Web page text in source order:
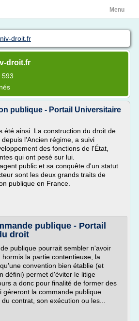
Menu
droit.fr
droit.fr
593
publique - Portail Universitaire
été ainsi. La construction du droit de
l'Ancien régime, a suivi
des fonctions de l'État,
qui ont pesé sur lui.
public et sa conquête d'un statut
sont les deux grands traits de
publique en France.
publique - Portail
droit
publique pourrait sembler n'avoir
la partie contentieuse, la
convention bien établie (et
défini) permet d'éviter le litige
a donc pour finalité de former des
géreront la commande publique
contrat, son exécution ou les...